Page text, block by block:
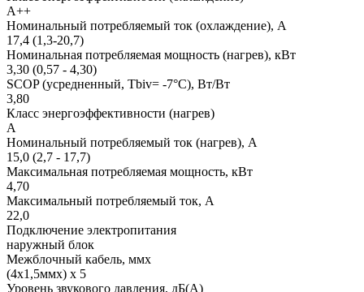
A++
Номинальный потребляемый ток (охлаждение), А
17,4 (1,3-20,7)
Номинальная потребляемая мощность (нагрев), кВт
3,30 (0,57 - 4,30)
SCOP (усредненный, Tbiv= -7°C), Вт/Вт
3,80
Класс энергоэффективности (нагрев)
A
Номинальный потребляемый ток (нагрев), А
15,0 (2,7 - 17,7)
Максимальная потребляемая мощность, кВт
4,70
Максимальный потребляемый ток, А
22,0
Подключение электропитания
наружный блок
Межблочный кабель, ммx
(4х1,5ммx) x 5
Уровень звукового давления, дБ(А)